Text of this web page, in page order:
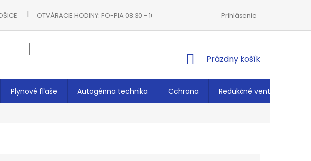
OTVÁRACIE HODINY: PO-PIA 08:30 - 16:00 VŠEOBECNÉ OBCHODNÉ PODMIENKY
Prihlásenie
NÁKUPNÝ
Prázdny košík
Plynové fľaše Autogénna technika Ochrana Redukčné ventily